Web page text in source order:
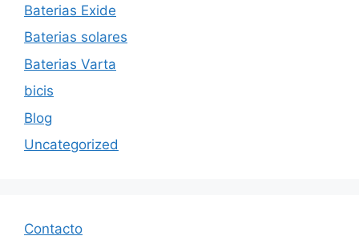
Baterias Exide
Baterias solares
Baterias Varta
bicis
Blog
Uncategorized
Contacto